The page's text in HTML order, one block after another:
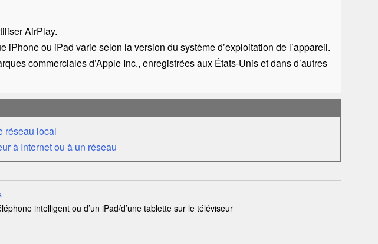
AirPlay.
iPhoneou iPad varie selon la version du système d’exploitation de l’appareil.
commerciales d’Apple Inc., enregistrées aux États-Unis et dans d’autres
réseau local
à Internet ou à un réseau
intelligent ou d’un iPad/d’une tablette sur le téléviseur